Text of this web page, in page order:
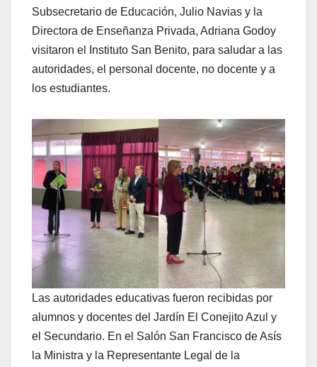
Subsecretario de Educación, Julio Navias y la
Directora de Enseñanza Privada, Adriana Godoy
visitaron el Instituto San Benito, para saludar a las
autoridades, el personal docente, no docente y a
los estudiantes.
Las autoridades educativas fueron recibidas por
alumnos y docentes del Jardín El Conejito Azul y
el Secundario. En el Salón San Francisco de Asís
la Ministra y la Representante Legal de la